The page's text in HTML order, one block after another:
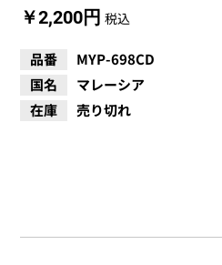
￥2,200円 税込
品番
MYP-698CD
国名
マレーシア
在庫
売り切れ